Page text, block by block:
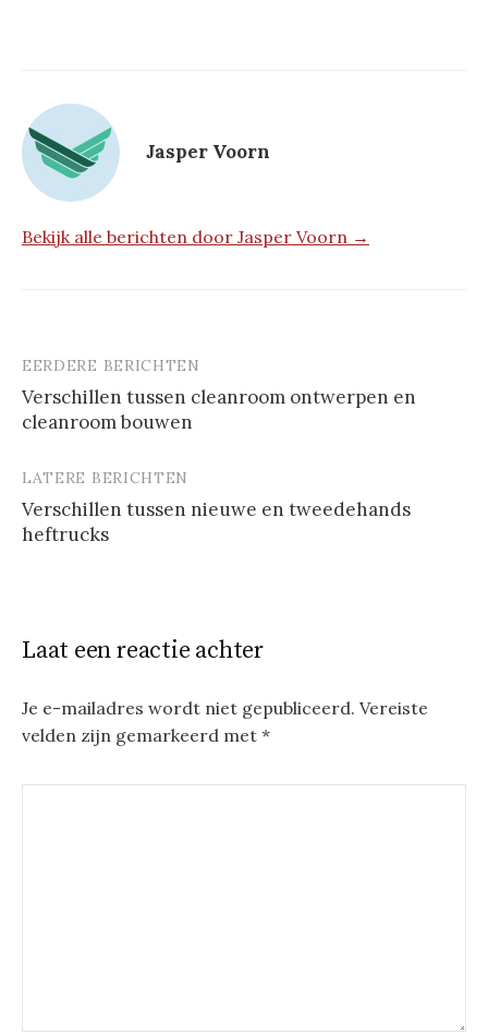
Jasper Voorn
Bekijk alle berichten door Jasper Voorn →
Berichtnavigatie
EERDERE BERICHTEN
Verschillen tussen cleanroom ontwerpen en
cleanroom bouwen
LATERE BERICHTEN
Verschillen tussen nieuwe en tweedehands
heftrucks
Laat een reactie achter
Je e-mailadres wordt niet gepubliceerd. Vereiste
velden zijn gemarkeerd met *